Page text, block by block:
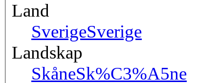
Land
SverigeSverige
Landskap
SkåneSk%C3%A5ne